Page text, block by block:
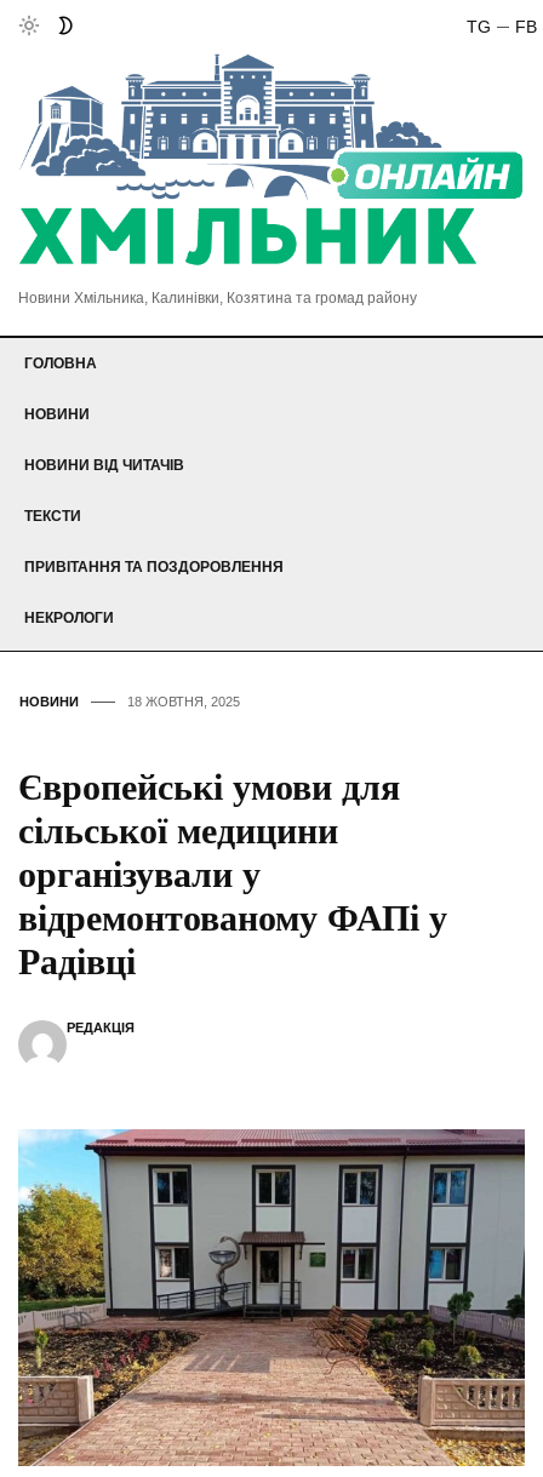
FB
TG
Новини Хмільника, Калинівки, Козятина та громад району
ГОЛОВНА
НОВИНИ
НОВИНИ ВІД ЧИТАЧІВ
ТЕКСТИ
ПРИВІТАННЯ ТА ПОЗДОРОВЛЕННЯ
НЕКРОЛОГИ
НОВИНИ 18 ЖОВТНЯ, 2025
Європейські умови для
сільської медицини
організували у
відремонтованому ФАПі у
Радівці
РЕДАКЦІЯ